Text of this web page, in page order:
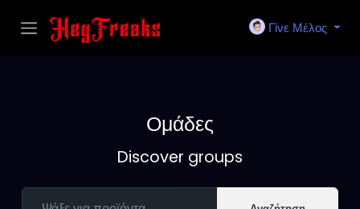
Γίνε Μέλος
Ομάδες
Discover groups